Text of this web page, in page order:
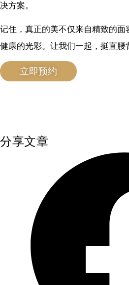
决方案。
记住，真正的美不仅来自精致的面
健康的光彩。让我们一起，挺直腰
立即预约
分享文章